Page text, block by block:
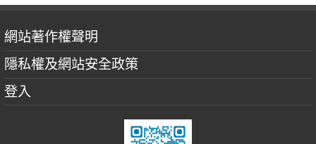
網站著作權聲明
隱私權及網站安全政策
登入